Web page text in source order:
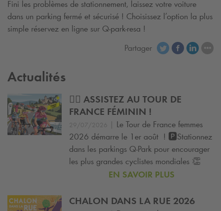
Fini les problèmes de stationnement, laissez votre voiture
dans un parking fermé et sécurisé ! Choisissez l’option la plus
simple réservez en ligne sur Q-park-resa !
Partager
Actualités
🚴‍♀️ ASSISTEZ AU TOUR DE
FRANCE FÉMININ !
29/07/2026 | Le Tour de France femmes
2026 démarre le 1er août ! 🅿️Stationnez
dans les parkings Q-Park pour encourager
les plus grandes cyclistes mondiales 👏
EN SAVOIR PLUS
CHALON DANS LA RUE 2026